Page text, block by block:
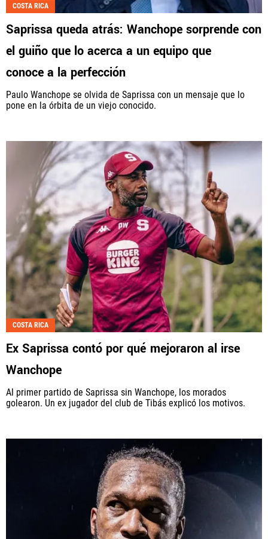
COSTA RICA
Saprissa queda atrás: Wanchope sorprende con
el guiño que lo acerca a un equipo que
conoce a la perfección
Paulo Wanchope se olvida de Saprissa con un mensaje que lo
pone en la órbita de un viejo conocido.
COSTA RICA
Ex Saprissa contó por qué mejoraron al irse
Wanchope
Al primer partido de Saprissa sin Wanchope, los morados
golearon. Un ex jugador del club de Tibás explicó los motivos.